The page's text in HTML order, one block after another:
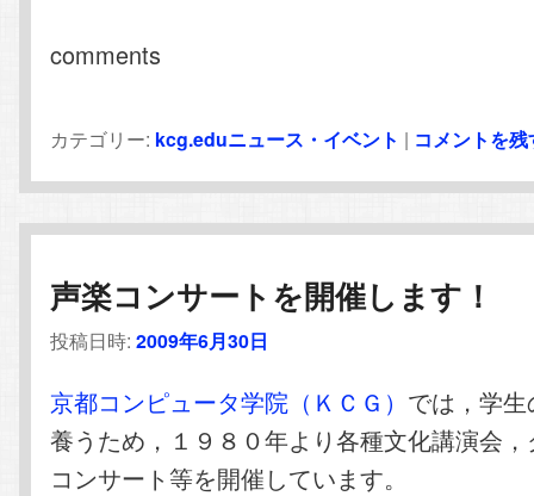
comments
カテゴリー: kcg.eduニュース・イベント | コメントを残
声楽コンサートを開催します！
投稿日時:2009年6月30日
京都コンピュータ学院（ＫＣＧ） では，学
養うため，１９８０年より各種文化講演会
コンサート等を開催しています。